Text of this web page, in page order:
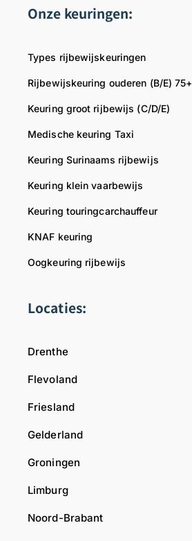
Onze keuringen:
Types rijbewijskeuringen
Rijbewijskeuring ouderen (B/E) 75+
Keuring groot rijbewijs (C/D/E)
Medische keuring Taxi
Keuring Surinaams rijbewijs
Keuring klein vaarbewijs
Keuring touringcarchauffeur
KNAF keuring
Oogkeuring rijbewijs
Locaties:
Drenthe
Flevoland
Friesland
Gelderland
Groningen
Limburg
Noord-Brabant